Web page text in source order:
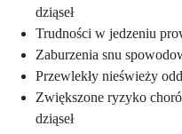
dziąseł
Trudności w jedzeniu
Zaburzenia snu
Przewlekły nieświeży
Zwiększone ryzyko
dziąseł